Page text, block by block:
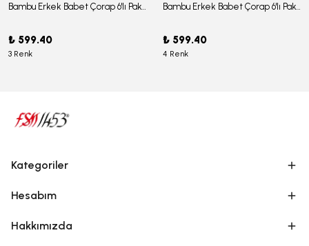
Bambu Erkek Babet Çorap 6'lı Paket - J-03
₺ 599.40
3 Renk
Bambu Erkek Babet Çorap 6'lı Paket -J-08
₺ 599.40
4 Renk
Kategoriler
Hesabım
Hakkımızda